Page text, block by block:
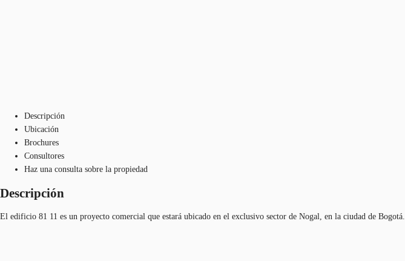
Descripción
Ubicación
Brochures
Consultores
Haz una consulta sobre la propiedad
Descripción
El edificio 81 11 es un proyecto comercial que estará ubicado en el exclusivo sector de Nogal, en la ciudad de